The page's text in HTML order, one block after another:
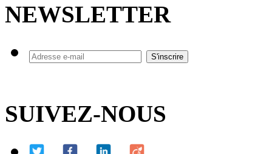
NEWSLETTER
SUIVEZ-NOUS